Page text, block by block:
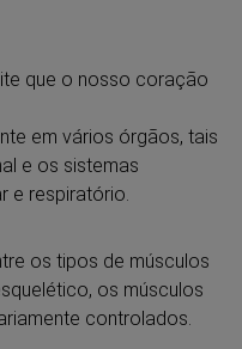
que o nosso coração
em vários órgãos, tais
e os sistemas
e respiratório.
os tipos de músculos
os músculos
controlados.